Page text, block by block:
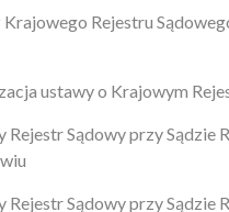
Rejestru
ustawy o Krajowym
Rejestr Sądowy przy Sądzie
Rejestr Sądowy przy Sądzie